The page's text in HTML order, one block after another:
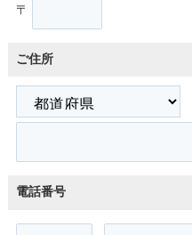
〒
ご住所
電話番号